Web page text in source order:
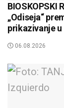
BIOSKOPSKI
„Odiseja“
prikazivanje
06.08.2026